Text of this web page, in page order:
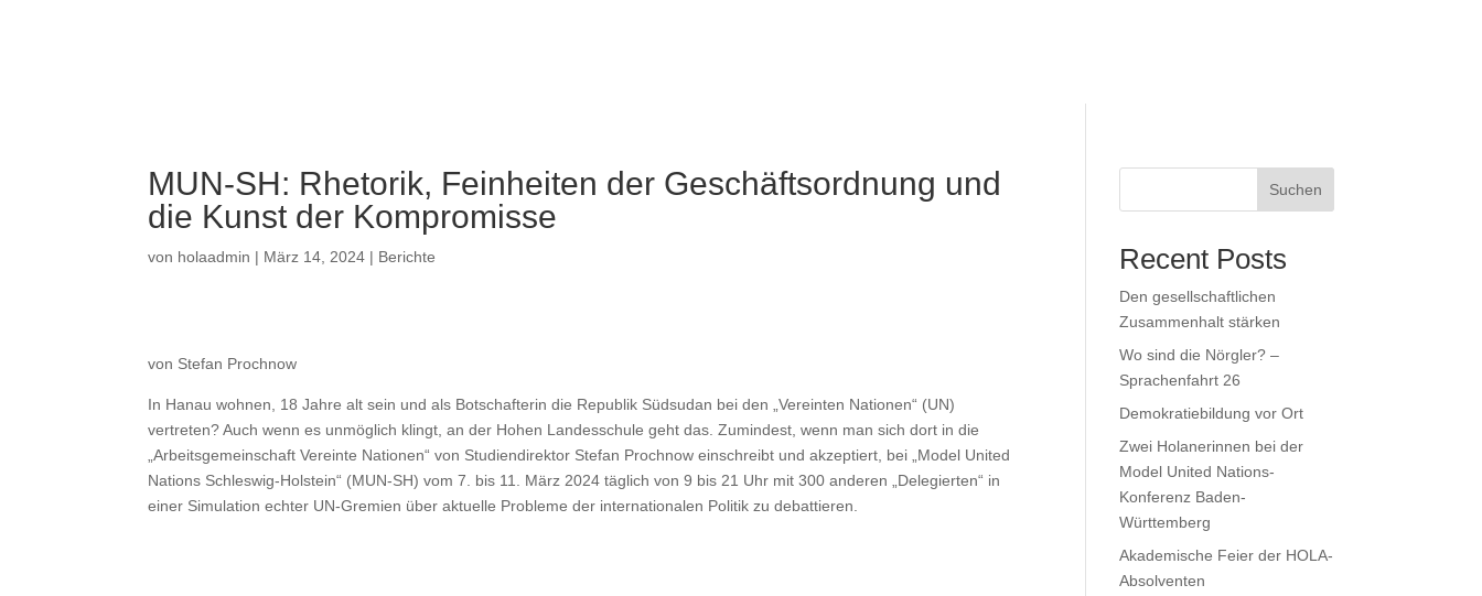
MUN-SH: Rhetorik, Feinheiten der Geschäftsordnung und
die Kunst der Kompromisse
von holaadmin | März 14, 2024 | Berichte
von Stefan Prochnow
In Hanau wohnen, 18 Jahre alt sein und als Botschafterin die Republik Südsudan bei den „Vereinten Nationen“ (UN)
vertreten? Auch wenn es unmöglich klingt, an der Hohen Landesschule geht das. Zumindest, wenn man sich dort in die
„Arbeitsgemeinschaft Vereinte Nationen“ von Studiendirektor Stefan Prochnow einschreibt und akzeptiert, bei „Model United
Nations Schleswig-Holstein“ (MUN-SH) vom 7. bis 11. März 2024 täglich von 9 bis 21 Uhr mit 300 anderen „Delegierten“ in
einer Simulation echter UN-Gremien über aktuelle Probleme der internationalen Politik zu debattieren.
Suchen
Recent Posts
Den gesellschaftlichen
Zusammenhalt stärken
Wo sind die Nörgler? –
Sprachenfahrt 26
Demokratiebildung vor Ort
Zwei Holanerinnen bei der
Model United Nations-
Konferenz Baden-
Württemberg
Akademische Feier der HOLA-
Absolventen